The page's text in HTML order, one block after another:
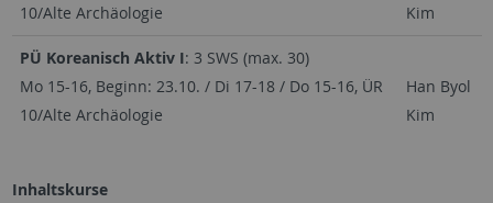
10/Alte Archäologie
Kim
PÜ Koreanisch Aktiv I: 3 SWS (max. 30)
Mo 15-16, Beginn: 23.10. / Di 17-18 / Do 15-16, ÜR
10/Alte Archäologie
Han Byol
Kim
Inhaltskurse